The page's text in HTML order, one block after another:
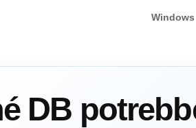
Windows
DB